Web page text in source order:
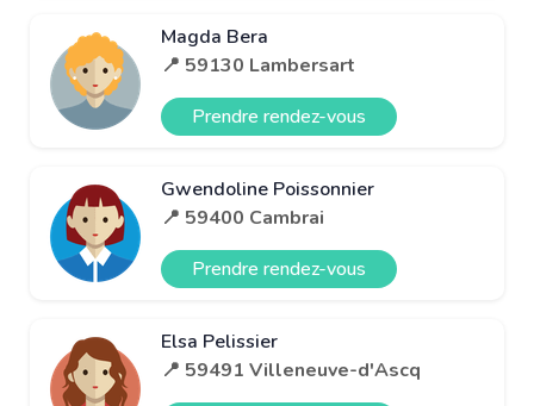
Magda Bera
📍 59130 Lambersart
Prendre rendez-vous
Gwendoline Poissonnier
📍 59400 Cambrai
Prendre rendez-vous
Elsa Pelissier
📍 59491 Villeneuve-d'Ascq